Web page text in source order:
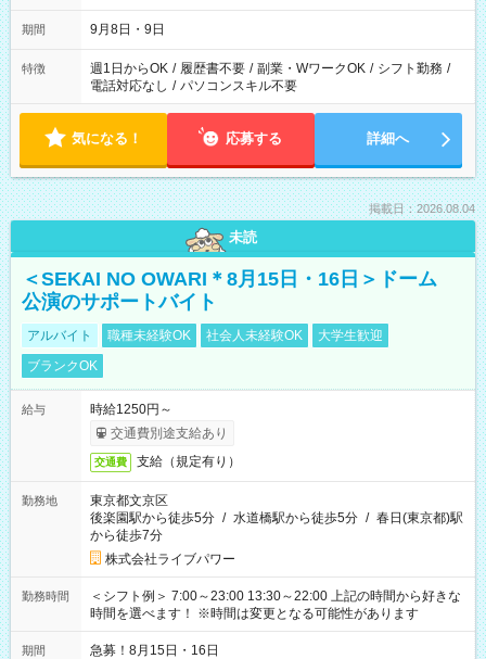
時間は変更となる可能性があります
期間 9月8日・9日
特徴 週1日からOK / 履歴書不要 / 副業・WワークOK / シフト勤務 /
電話対応なし / パソコンスキル不要
気になる！ 応募する 詳細へ
掲載日：2026.08.04
未読
＜SEKAI NO OWARI＊8月15日・16日＞ドーム
公演のサポートバイト
アルバイト 職種未経験OK 社会人未経験OK
大学生歓迎
ブランクOK
給与
時給1250円～
交通費別途支給あり
交通費 支給（規定有り）
勤務地
東京都文京区
後楽園駅から徒歩5分 / 水道橋駅から徒歩5分 / 春日(東京都)駅
から徒歩7分
株式会社ライブパワー
勤務時間
＜シフト例＞ 7:00～23:00 13:30～22:00 上記の時間から好きな
時間を選べます！ ※時間は変更となる可能性があります
期間 急募！8月15日・16日